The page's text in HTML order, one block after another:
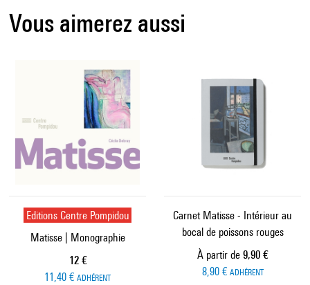
Vous aimerez aussi
Editions Centre Pompidou
Matisse | Monographie
Prix ​​actuel
12 €
11,40 € ADHÉRENT
Carnet Matisse - Intérieur au
bocal de poissons rouges
À partir de Prix ​​actuel
9,90 €
8,90 € ADHÉRENT